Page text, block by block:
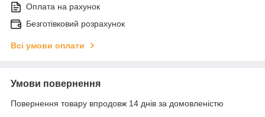
Оплата на рахунок
Безготівковий розрахунок
Всі умови оплати
Умови повернення
Повернення товару впродовж 14 днів за домовленістю